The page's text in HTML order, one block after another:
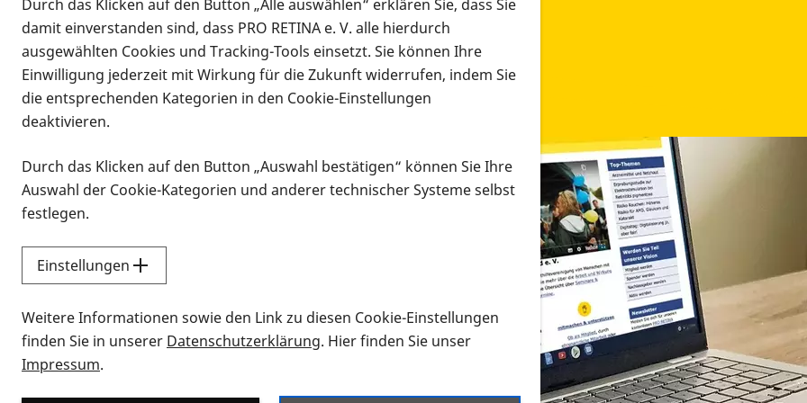
Infomaterial
Infomaterial
Vorlesen
Alle Infomaterialien in verschiedenen Formaten an
Sie möchten wissen, wie Sie nach Infonmaterial suchen und dieses bestellen bzw. herunterladen
Durch das Klicken auf den Button „Alle auswählen“ erklären Sie, dass Sie
damit einverstanden sind, dass PRO RETINA e. V. alle hierdurch
ausgewählten Cookies und Tracking-Tools einsetzt. Sie können Ihre
Einwilligung jederzeit mit Wirkung für die Zukunft widerrufen, indem Sie
die entsprechenden Kategorien in den Cookie-Einstellungen
deaktivieren.
Durch das Klicken auf den Button „Auswahl bestätigen“ können Sie Ihre
Auswahl der Cookie-Kategorien und anderer technischer Systeme selbst
festlegen.
Einstellungen
Weitere Informationen sowie den Link zu diesen Cookie-Einstellungen
finden Sie in unserer Datenschutzerklärung. Hier finden Sie unser
Impressum.